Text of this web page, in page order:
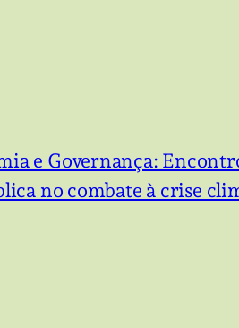
e Governança:
no combate à crise